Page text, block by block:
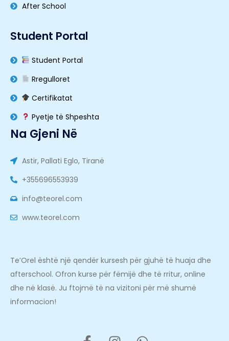
After School
Student Portal
Student Portal
Rregulloret
Certifikatat
Pyetje të Shpeshta
Na Gjeni Në
Astir, Pallati Eglo, Tiranë
+355696553939
info@teorel.com
www.teorel.com
Te’Orel është një qendër kursesh për gjuhë të huaja dhe
afterschool. Ofron kurse për fëmijë dhe të rritur, online
dhe në klasë. Ju ftojmë të na vizitoni për më shumë
informacion!